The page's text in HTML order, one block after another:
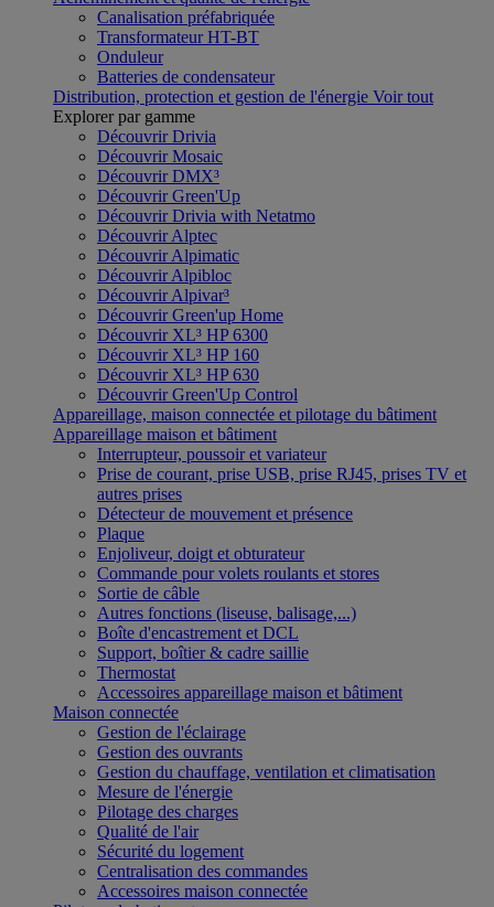
Canalisation préfabriquée
Transformateur HT-BT
Onduleur
Batteries de condensateur
Distribution, protection et gestion de l'énergie Voir tout
Explorer par gamme
Découvrir Drivia
Découvrir Mosaic
Découvrir DMX³
Découvrir Green'Up
Découvrir Drivia with Netatmo
Découvrir Alptec
Découvrir Alpimatic
Découvrir Alpibloc
Découvrir Alpivar³
Découvrir Green'up Home
Découvrir XL³ HP 6300
Découvrir XL³ HP 160
Découvrir XL³ HP 630
Découvrir Green'Up Control
Appareillage, maison connectée et pilotage du bâtiment
Appareillage maison et bâtiment
Interrupteur, poussoir et variateur
Prise de courant, prise USB, prise RJ45, prises TV et
autres prises
Détecteur de mouvement et présence
Plaque
Enjoliveur, doigt et obturateur
Commande pour volets roulants et stores
Sortie de câble
Autres fonctions (liseuse, balisage,...)
Boîte d'encastrement et DCL
Support, boîtier & cadre saillie
Thermostat
Accessoires appareillage maison et bâtiment
Maison connectée
Gestion de l'éclairage
Gestion des ouvrants
Gestion du chauffage, ventilation et climatisation
Mesure de l'énergie
Pilotage des charges
Qualité de l'air
Sécurité du logement
Centralisation des commandes
Accessoires maison connectée